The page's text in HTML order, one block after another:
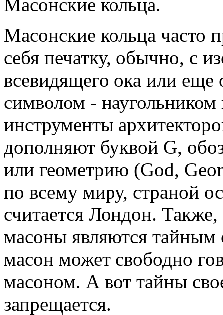
Масонские кольца.
Масонские кольца часто
себя печатку, обычно, с
всевидящего ока или
символом -
инструменты
дополняют буквой G,
или геометрию (God,
по всему миру, страной
считается Лондон.
масоны являются
масон может свободно
масоном. А вот тайны
запрещается.